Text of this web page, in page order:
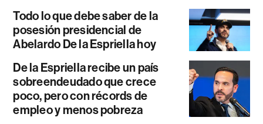
Todo lo que debe saber de la
posesión presidencial de
Abelardo De la Espriella hoy
De la Espriella recibe un país
sobreendeudado que crece
poco, pero con récords de
empleo y menos pobreza